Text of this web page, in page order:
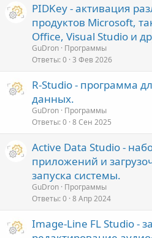
PIDKey - активация
продуктов Microsoft,
Office, Visual Studio и
GuDron Программы
Ответы 0 3 Фев 2026
R-Studio - программа
данных.
GuDron Программы
Ответы 0 8 Сен 2025
Active Data Studio -
приложений и
запуска системы.
GuDron Программы
Ответы 0 8 Апр 2024
Image-Line FL Studio -